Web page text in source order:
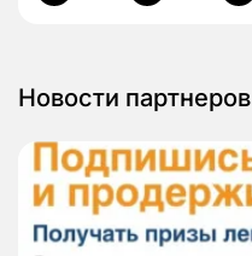
Новости партнеров